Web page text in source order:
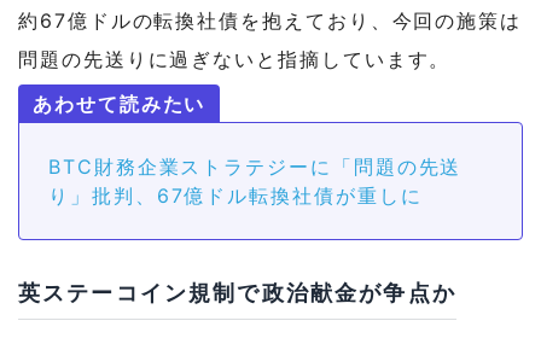
約67億ドルの転換社債を抱えており、今回の施策は
問題の先送りに過ぎないと指摘しています。
BTC財務企業ストラテジーに「問題の先送
り」批判、67億ドル転換社債が重しに
英ステーコイン規制で政治献金が争点か